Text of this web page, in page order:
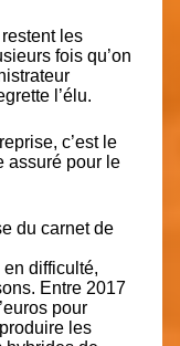
les
fois qu’on
l’élu.
c’est le
assuré pour le
du carnet de
en difficulté,
Entre 2017
pour
les